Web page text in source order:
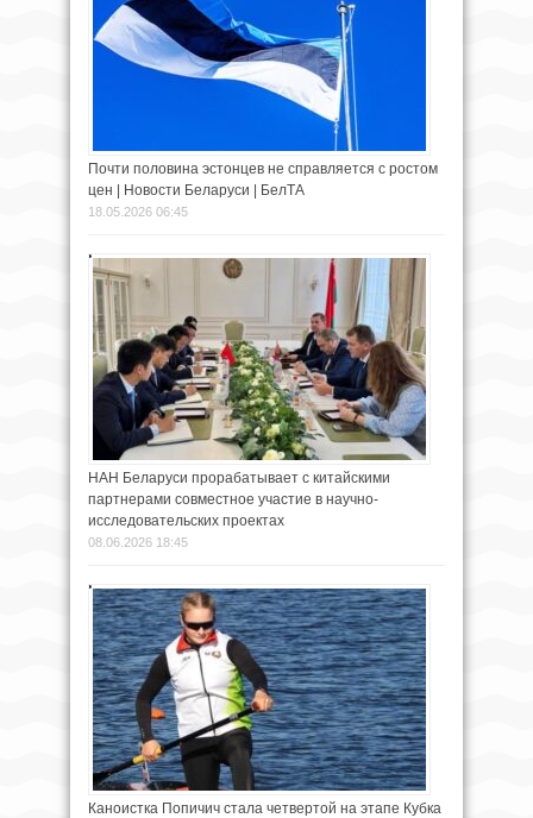
Почти половина эстонцев не справляется с ростом
цен | Новости Беларуси | БелТА
18.05.2026 06:45
НАН Беларуси прорабатывает с китайскими
партнерами совместное участие в научно-
исследовательских проектах
08.06.2026 18:45
Каноистка Попичич стала четвертой на этапе Кубка